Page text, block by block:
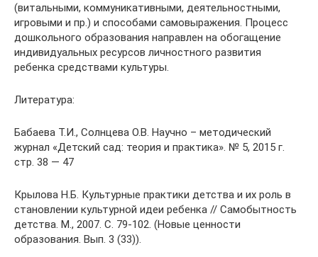
(витальными, коммуникативными, деятельностными,
игровыми и пр.) и способами самовыражения. Процесс
дошкольного образования направлен на обогащение
индивидуальных ресурсов личностного развития
ребенка средствами культуры.
Литература:
Бабаева Т.И., Солнцева О.В. Научно – методический
журнал «Детский сад: теория и практика». № 5, 2015 г.
стр. 38 — 47
Крылова Н.Б. Культурные практики детства и их роль в
становлении культурной идеи ребенка // Самобытность
детства. М., 2007. С. 79-102. (Новые ценности
образования. Вып. 3 (33)).